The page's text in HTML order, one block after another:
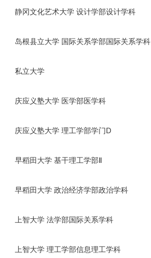
静冈文化艺术大学 设计学部设计学科
岛根县立大学 国际关系学部国际关系学科
私立大学
庆应义塾大学 医学部医学科
庆应义塾大学 理工学部学门D
早稻田大学 基干理工学部Ⅱ
早稻田大学 政治经济学部政治学科
上智大学 法学部国际关系学科
上智大学 理工学部信息理工学科